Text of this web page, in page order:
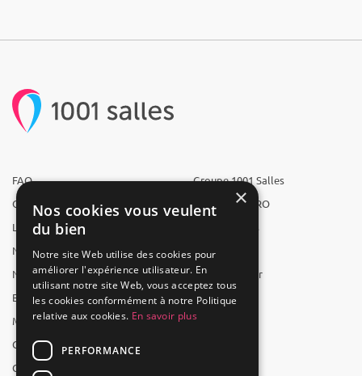
FAQ
Qui sommes-nous ?
L'équipe
Nous recrutons
Nos partenaires
Espace presse
Mentions légales
CGV
CGU
Groupe 1001 Salles
1001 Salles PRO
1001 Traiteurs
1001 Artistes
Reserverunbar
MP2
×
Nos cookies vous veulent
du bien
Notre site Web utilise des cookies pour
améliorer l'expérience utilisateur. En
utilisant notre site Web, vous acceptez tous
les cookies conformément à notre Politique
relative aux cookies. En savoir plus
PERFORMANCE